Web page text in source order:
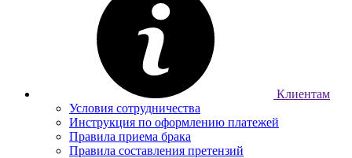
Клиентам
Условия сотрудничества
Инструкция по оформлению платежей
Правила приема брака
Правила составления претензий